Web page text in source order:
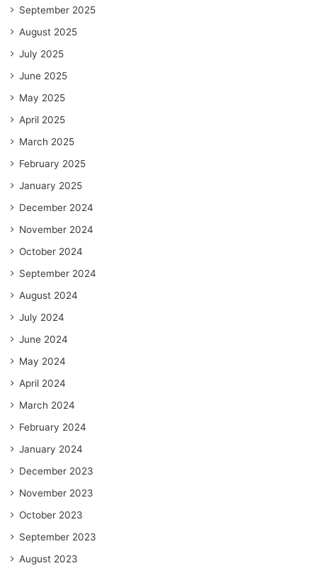
September 2025
August 2025
July 2025
June 2025
May 2025
April 2025
March 2025
February 2025
January 2025
December 2024
November 2024
October 2024
September 2024
August 2024
July 2024
June 2024
May 2024
April 2024
March 2024
February 2024
January 2024
December 2023
November 2023
October 2023
September 2023
August 2023